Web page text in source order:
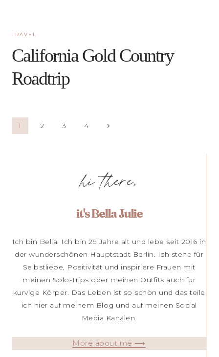
TRAVEL
California Gold Country
Roadtrip
Seitennavigation
1 2 3 4
Nächste
hi there,
it's Bella Julie
Ich bin Bella. Ich bin 29 Jahre alt und lebe seit 2016 in
der wunderschönen Hauptstadt Berlin. Ich stehe für
Selbstliebe, Positivität und inspiriere Frauen mit
meinen Solo-Trips oder meinen Outfits auch für
kurvige Körper. Das Leben ist so schön und das teile
ich hier auf meinem Blog und auf meinen Social
Media Kanälen.
More about me ⟶